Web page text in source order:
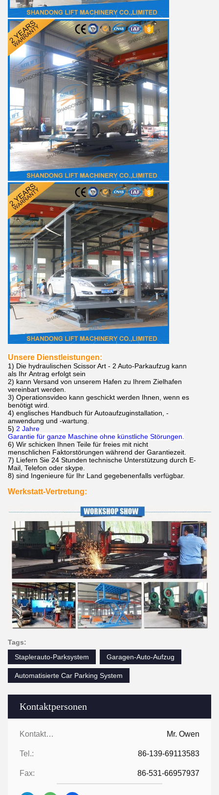
Kontaktpersonen
Kontaktpersonen: Mr. Owen
Tel.: 86-139-69113583
Fax: 86-531-66957937
Unsere Dienstleistungen:
1) Die hydraulischen Scissor Art - 2 Auto-Parkaufzug kann
als Ihr Antrag erfolgt sein
2) kann Versand von unserem Hafen zu Ihrem Zielhafen
vereinbart werden.
3) Operationsvideo kann geschickt werden Ihnen, wenn es
benötigt wird.
4) englisches Handbuch für Autoaufzuginstallation, -
anwendung und -wartung.
5) 2 Jahre
Garantie für ganze Maschine ohne künstliche Störungen.
6) Wir schicken Ihnen Teile für freies mit nicht
menschlichen Faktorstörungen während der Garantiezeit.
7) Liefern Sie 24 Stunden technische Unterstützung durch E-
Mail, Telefon oder skype.
8) sind Ingenieure für Ihr Land gegebenenfalls verfügbar.
Werkstatt-Vertretung:
Tags:
Staplerauto-Parksystem
Garagen-Auto-Aufzug
Automatisierte Car Parking System